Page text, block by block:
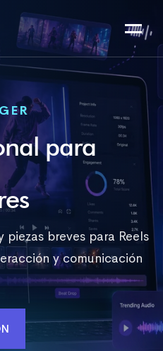
para
piezas breves para Reels
y comunicación